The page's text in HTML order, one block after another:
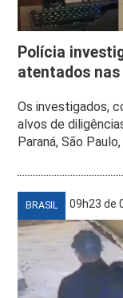
Polícia
atentados nas
Os investigados,
alvos de
Paraná, São
BRASIL 09h23 de